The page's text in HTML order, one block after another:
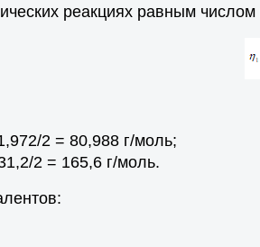
реакциях равным
2 = 80,988 г/моль;
2 = 165,6 г/моль.